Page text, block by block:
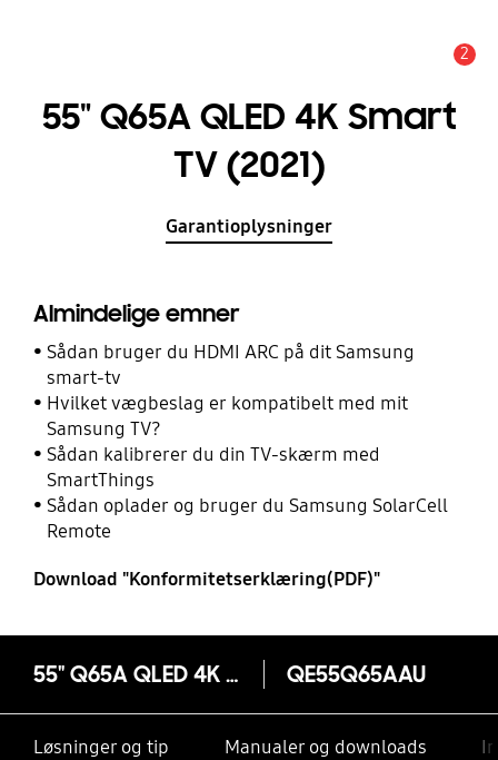
2
55" Q65A QLED 4K Smart
TV (2021)
Garantioplysninger
Almindelige emner
Sådan bruger du HDMI ARC på dit Samsung
smart-tv
Hvilket vægbeslag er kompatibelt med mit
Samsung TV?
Sådan kalibrerer du din TV-skærm med
SmartThings
Sådan oplader og bruger du Samsung SolarCell
Remote
Download "Konformitetserklæring(PDF)"
55" Q65A QLED 4K Smart TV (2021) QE55Q65AAU
Løsninger og tip Manualer og downloads